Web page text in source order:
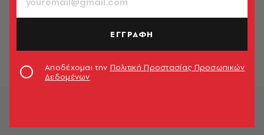
ΕΓΓΡΑΦΗ
Αποδέχομαι την Πολιτική Προστασίας Προσωπικών
Δεδομένων